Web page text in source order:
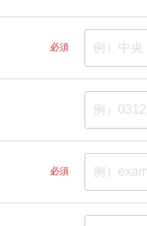
必須
必須